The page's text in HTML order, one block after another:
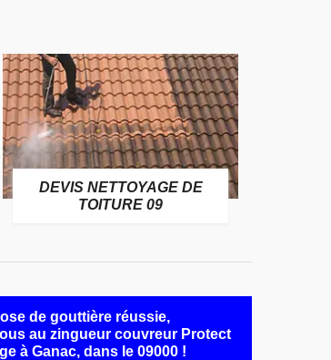
DEVIS NETTOYAGE DE
TOITURE 09
de gouttière réussie,
au zingueur couvreur Protect
à Ganac, dans le 09000 !